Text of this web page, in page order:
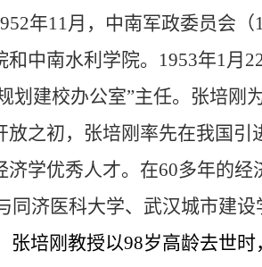
年11月，中南军政委员会（
中南水利学院。 1953年1月
划建校办公室”主任。张培刚
之初，张培刚率先在我国
济学优秀人才。在60多年的经
同济医科大学、武汉城市建
张培刚教授以98岁高龄去世